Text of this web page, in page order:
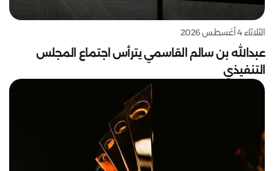
الثلاثاء 4 أغسطس 2026
عبدالله بن سالم القاسمي يترأس اجتماع المجلس
التنفيذي